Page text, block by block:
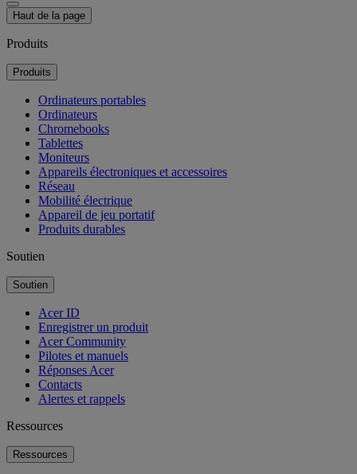
Haut de la page
Produits
Produits
Ordinateurs portables
Ordinateurs
Chromebooks
Tablettes
Moniteurs
Appareils électroniques et accessoires
Réseau
Mobilité électrique
Appareil de jeu portatif
Produits durables
Soutien
Soutien
Acer ID
Enregistrer un produit
Acer Community
Pilotes et manuels
Réponses Acer
Contacts
Alertes et rappels
Ressources
Ressources